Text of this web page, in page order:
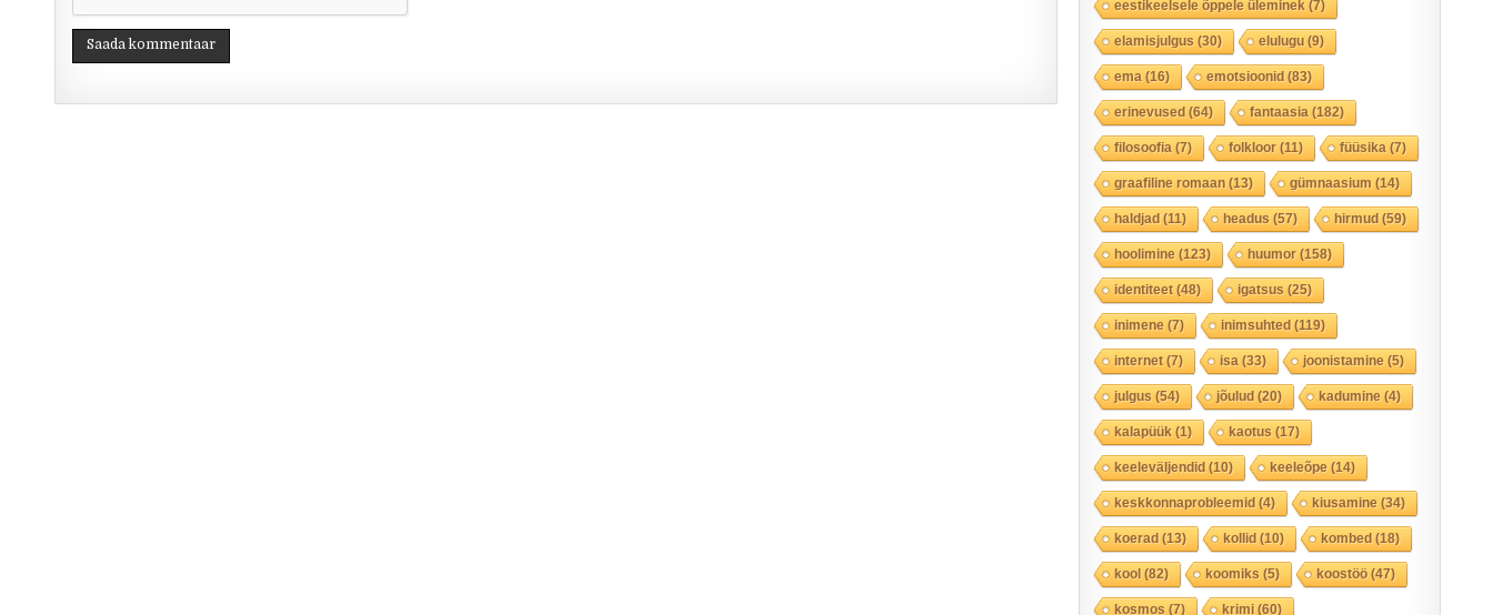
eestikeelsele õppele üleminek(7)
elamisjulgus(30) elulugu(9)
ema(16) emotsioonid(83)
erinevused(64) fantaasia(182)
filosoofia(7) folkloor(11) füüsika(7)
graafiline romaan(13) gümnaasium(14)
haldjad(11) headus(57) hirmud(59)
hoolimine(123) huumor(158)
identiteet(48) igatsus(25)
inimene(7) inimsuhted(119)
internet(7) isa(33) joonistamine(5)
julgus(54) jõulud(20) kadumine(4)
kalapüük(1) kaotus(17)
keeleväljendid(10) keeleõpe(14)
keskkonnaprobleemid(4) kiusamine(34)
koerad(13) kollid(10) kombed(18)
kool(82) koomiks(5) koostöö(47)
kosmos(7) krimi(60)